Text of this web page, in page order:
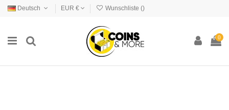
Deutsch EUR € Wunschliste ()
0